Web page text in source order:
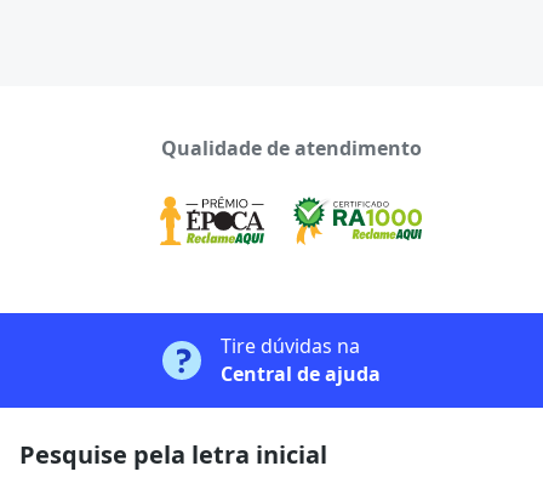
Qualidade de atendimento
Tire dúvidas na
Central de ajuda
Pesquise pela letra inicial